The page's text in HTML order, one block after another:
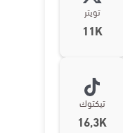
تويتر
11K
تيكتوك
16,3K